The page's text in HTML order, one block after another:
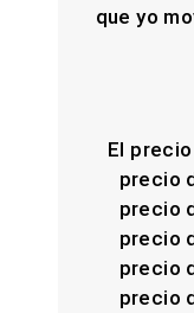
que yo
El
precio
precio
precio
precio
precio